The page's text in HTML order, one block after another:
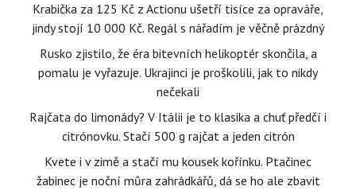
Krabička za 125 Kč z Actionu ušetří tisíce za opraváře,
jindy stojí 10 000 Kč. Regál s nářadím je věčně prázdný
Rusko zjistilo, že éra bitevních helikoptér skončila, a
pomalu je vyřazuje. Ukrajinci je proškolili, jak to nikdy
nečekali
Rajčata do limonády? V Itálii je to klasika a chuť předčí i
citrónovku. Stačí 500 g rajčat a jeden citrón
Kvete i v zimě a stačí mu kousek kořínku. Ptačinec
žabinec je noční můra zahrádkářů, dá se ho ale zbavit